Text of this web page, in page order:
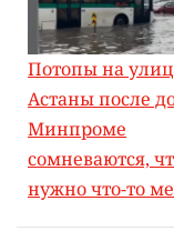
Потопы на
Астаны после
Минпроме
сомневаются,
нужно что-то